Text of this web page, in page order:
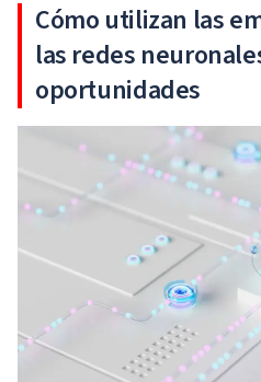
Cómo utilizan las
las redes
oportunidades